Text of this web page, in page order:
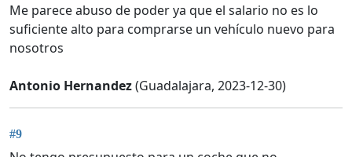
Me parece abuso de poder ya que el salario no es lo
suficiente alto para comprarse un vehículo nuevo para
nosotros
Antonio Hernandez(Guadalajara, 2023-12-30)
#9